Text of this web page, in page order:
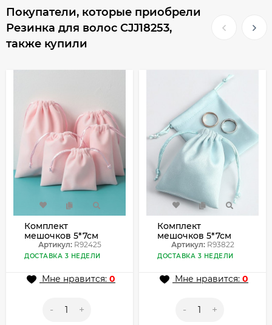
Покупатели, которые приобрели
Резинка для волос CJJ18253,
также купили
Комплект
мешочков 5*7см
(2шт) R92425
Артикул:R92425
ДОСТАВКА 3 НЕДЕЛИ
Мне нравится: 0
- +
Комплект
мешочков 5*7см
(2шт) R93822
Артикул:R93822
ДОСТАВКА 3 НЕДЕЛИ
Мне нравится: 0
- +